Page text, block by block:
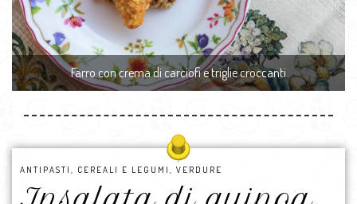
Farro con crema di carciofi e triglie croccanti
ANTIPASTI , CEREALI E LEGUMI , VERDURE